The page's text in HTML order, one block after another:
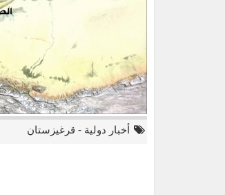
أخبار دولية - قرغيزستان